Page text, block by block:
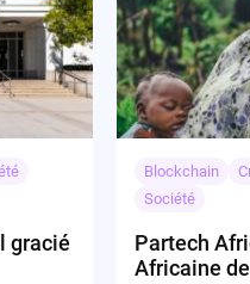
gracié
Blockchain
Société
Partech
Africaine